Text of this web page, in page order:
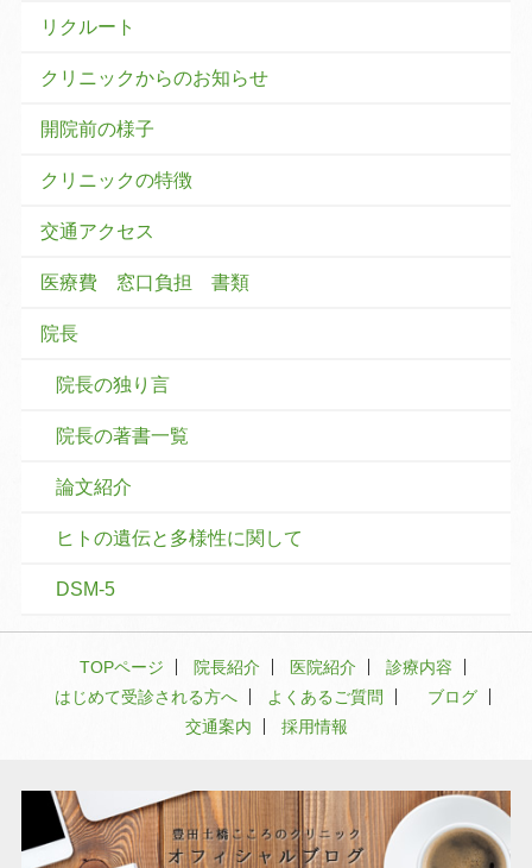
リクルート
クリニックからのお知らせ
開院前の様子
クリニックの特徴
交通アクセス
医療費 窓口負担 書類
院長
院長の独り言
院長の著書一覧
論文紹介
ヒトの遺伝と多様性に関して
DSM-5
TOPページ 院長紹介 医院紹介
診療内容
はじめて受診される方へ
よくあるご質問
ブログ
交通案内
採用情報